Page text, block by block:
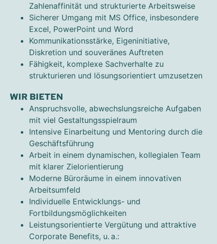
Zahlenaffinität und strukturierte Arbeitsweise
Sicherer Umgang mit MS Office, insbesondere
Excel, PowerPoint und Word
Kommunikationsstärke, Eigeninitiative,
Diskretion und souveränes Auftreten
Fähigkeit, komplexe Sachverhalte zu
strukturieren und lösungsorientiert umzusetzen
WIR BIETEN
Anspruchsvolle, abwechslungsreiche Aufgaben
mit viel Gestaltungsspielraum
Intensive Einarbeitung und Mentoring durch die
Geschäftsführung
Arbeit in einem dynamischen, kollegialen Team
mit klarer Zielorientierung
Moderne Büroräume in einem innovativen
Arbeitsumfeld
Individuelle Entwicklungs- und
Fortbildungsmöglichkeiten
Leistungsorientierte Vergütung und attraktive
Corporate Benefits, u. a.: